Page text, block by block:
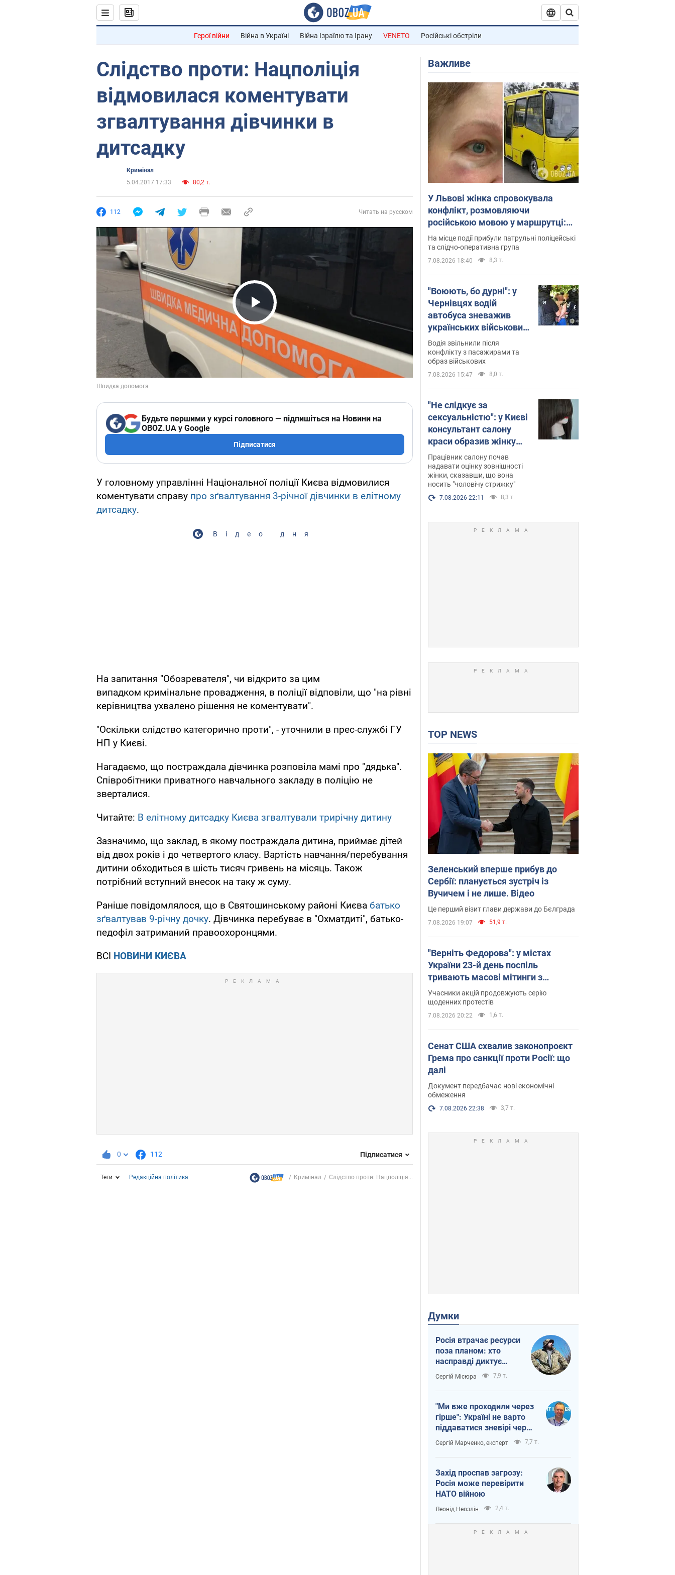
Герої війни Війна в Україні Війна Ізраїлю та Ірану VENETO Російські обстріли
Слідство проти: Нацполіція
відмовилася коментувати
згвалтування дівчинки в
дитсадку
Кримінал
5.04.2017 17:33
80,2 т.
112 Читать на русском
Play Video
Будьте першими у курсі головного — підпишіться на Новини на
OBOZ.UA у Google
Підписатися
У головному управлінні Національної поліції Києва відмовилися
коментувати справу про зґвалтування 3-річної дівчинки в елітному
дитсадку.
Відео дня
На запитання "Обозревателя", чи відкрито за цим
випадком кримінальне провадження, в поліції відповіли, що "на рівні
керівництва ухвалено рішення не коментувати".
"Оскільки слідство категорично проти", - уточнили в прес-службі ГУ
НП у Києві.
Нагадаємо, що постраждала дівчинка розповіла мамі про "дядька".
Співробітники приватного навчального закладу в поліцію не
зверталися.
Читайте: В елітному дитсадку Києва згвалтували трирічну дитину
Зазначимо, що заклад, в якому постраждала дитина, приймає дітей
від двох років і до четвертого класу. Вартість навчання/перебування
дитини обходиться в шість тисяч гривень на місяць. Також
потрібний вступний внесок на таку ж суму.
Раніше повідомлялося, що в Святошинському районі Києва батько
зґвалтував 9-річну дочку. Дівчинка перебуває в "Охматдиті", батько-
педофіл затриманий правоохоронцями.
ВСІ НОВИНИ КИЄВА
0 112 Підписатися
Теги Редакційна політика Кримінал Слідство проти: Нацполіція...
Важливе
У Львові жінка спровокувала
конфлікт, розмовляючи
російською мовою у маршрутці:
поліція склала адмінпротокол.
Відео
На місце події прибули патрульні поліцейські
та слідчо-оперативна група
7.08.2026 18:40 8,3 т.
"Воюють, бо дурні": у
Чернівцях водій
автобуса зневажив
українських військових
і поплатився. Відео
Водія звільнили після
конфлікту з пасажирами та
образ військових
7.08.2026 15:47 8,0 т.
"Не слідкує за
сексуальністю": у Києві
консультант салону
краси образив жінку
після хімієтерапії,
розгорівся скандал.
Фото
Працівник салону почав
надавати оцінку зовнішності
жінки, сказавши, що вона
носить "чоловічу стрижку"
7.08.2026 22:11 8,3 т.
TOP NEWS
Зеленський вперше прибув до
Сербії: планується зустріч із
Вучичем і не лише. Відео
Це перший візит глави держави до Бєлграда
7.08.2026 19:07 51,9 т.
"Верніть Федорова": у містах
України 23-й день поспіль
тривають масові мітинги з
картонками. Фото і відео
Учасники акцій продовжують серію
щоденних протестів
7.08.2026 20:22 1,6 т.
Сенат США схвалив законопроєкт
Грема про санкції проти Росії: що
далі
Документ передбачає нові економічні
обмеження
7.08.2026 22:38 3,7 т.
Думки
Росія втрачає ресурси
поза планом: хто
насправді диктує
темп війни
Сергій Місюра 7,9 т.
"Ми вже проходили через
гірше": Україні не варто
піддаватися зневірі через
ракетний терор
Сергій Марченко, експерт 7,7 т.
Захід проспав загрозу:
Росія може перевірити
НАТО війною
Леонід Невзлін 2,4 т.